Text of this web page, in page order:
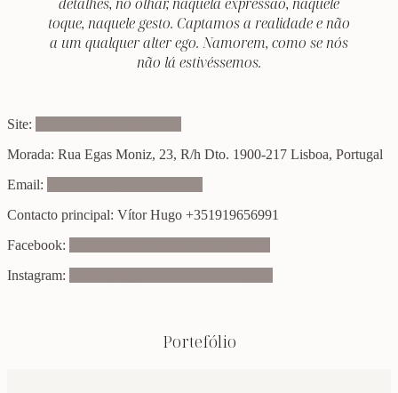
toque, naquele gesto. Captamos a realidade e não
a um qualquer alter ego. Namorem, como se nós
não lá estivéssemos.
Site:
Morada: Rua Egas Moniz, 23, R/h Dto. 1900-217 Lisboa, Portugal
Email:
Contacto principal: Vítor Hugo +351919656991
Facebook:
Instagram:
Portefólio